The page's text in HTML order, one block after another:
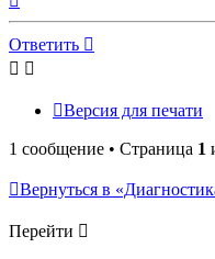
началу
Ответить
Версия для печати
1 сообщение • Страница 1
Вернуться в
Перейти